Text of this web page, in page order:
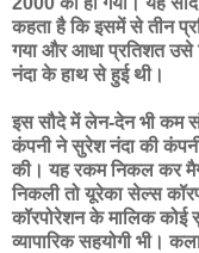
कहता है कि इसमें से तीन
गया और आधा प्रतिशत उसे
नंदा के हाथ से हुई थी।
इस सौदे में लेन-देन भी कम
कंपनी ने सुरेश नंदा की
की। यह रकम निकल कर
निकली तो यूरेका सेल्स
कॉरपोरेशन के मालिक कोई
व्यापारिक सहयोगी भी।